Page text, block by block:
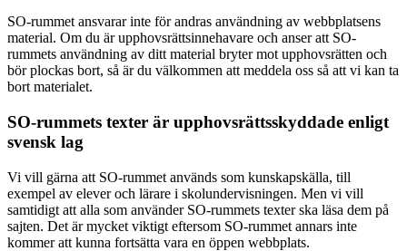
SO-rummet ansvarar inte för andras användning av webbplatsens
material. Om du är upphovsrättsinnehavare och anser att SO-
rummets användning av ditt material bryter mot upphovsrätten och
bör plockas bort, så är du välkommen att meddela oss så att vi kan ta
bort materialet.
SO-rummets texter är upphovsrättsskyddade enligt
svensk lag
Vi vill gärna att SO-rummet används som kunskapskälla, till
exempel av elever och lärare i skolundervisningen. Men vi vill
samtidigt att alla som använder SO-rummets texter ska läsa dem på
sajten. Det är mycket viktigt eftersom SO-rummet annars inte
kommer att kunna fortsätta vara en öppen webbplats.